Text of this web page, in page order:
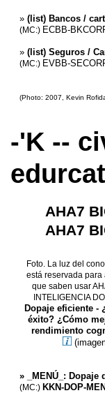
» (list) Bancos /
(MC:) ECBB-
» (list) Seguros /
(MC:) EVBB-
(Photo: 2007, Kevin
-'K --
AHA7
AHA7
Foto. La luz del
está reservada para
que saben usar
INTELIGENCIA
Dopaje eficiente -
éxito? ¿Cómo
rendimiento
» _MENÚ_:
(MC:) KKN-DOP-